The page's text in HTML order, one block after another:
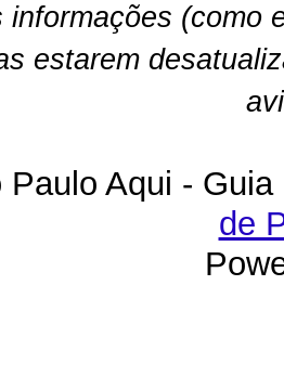
informações (como
estarem
Aqui -
de